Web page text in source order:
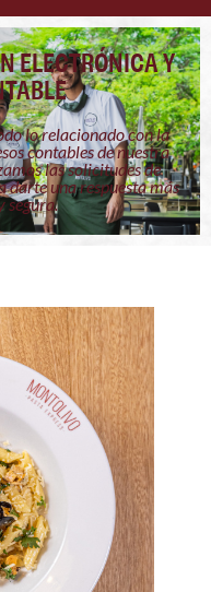
ELECTRÓNICA Y
lo relacionado con la
contables de nuestra
las solicitudes de
darte una respuesta más
segura.